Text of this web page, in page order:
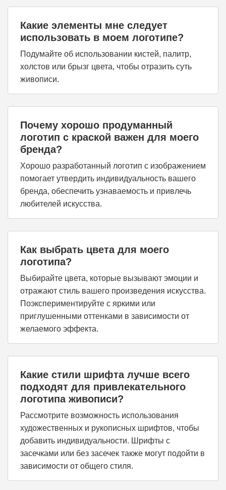
Какие элементы мне следует
использовать в моем логотипе?
Подумайте об использовании кистей, палитр,
холстов или брызг цвета, чтобы отразить суть
живописи.
Почему хорошо продуманный
логотип с краской важен для моего
бренда?
Хорошо разработанный логотип с изображением
помогает утвердить индивидуальность вашего
бренда, обеспечить узнаваемость и привлечь
любителей искусства.
Как выбрать цвета для моего
логотипа?
Выбирайте цвета, которые вызывают эмоции и
отражают стиль вашего произведения искусства.
Поэкспериментируйте с яркими или
приглушенными оттенками в зависимости от
желаемого эффекта.
Какие стили шрифта лучше всего
подходят для привлекательного
логотипа живописи?
Рассмотрите возможность использования
художественных и рукописных шрифтов, чтобы
добавить индивидуальности. Шрифты с
засечками или без засечек также могут подойти в
зависимости от общего стиля.